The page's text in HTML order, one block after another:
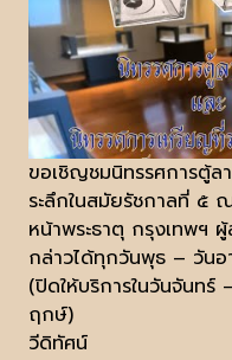
ขอเชิญชมนิทรรศการตู้ล
ระลึกในสมัยรัชกาลที่ ๕
หน้าพระธาตุ กรุงเทพฯ
กล่าวได้ทุกวันพุธ – วัน
(ปิดให้บริการในวันจันท
ฤกษ์)
วีดิทัศน์